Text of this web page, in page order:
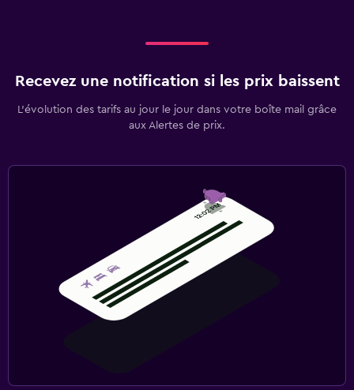
Recevez une notification si les prix baissent
L’évolution des tarifs au jour le jour dans votre boîte mail grâce
aux Alertes de prix.